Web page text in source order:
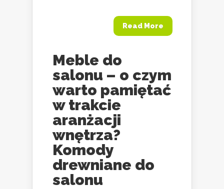
Read More
Meble do
salonu – o czym
warto pamiętać
w trakcie
aranżacji
wnętrza?
Komody
drewniane do
salonu